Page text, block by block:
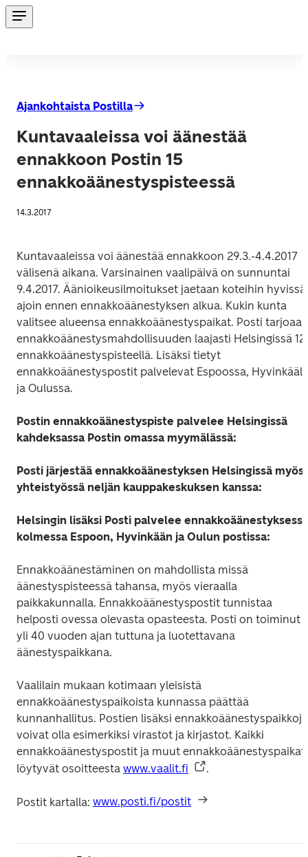
Ajankohtaista Postilla
Kuntavaaleissa voi äänestää
ennakkoon Postin 15
ennakkoäänestyspisteessä
14.3.2017
Kuntavaaleissa voi äänestää ennakkoon 29.3.-4.4.2017
välisenä aikana. Varsinainen vaalipäivä on sunnuntai
9.4.2017. Äänioikeusilmoitukset jaetaan koteihin hyvissä
ajoin ennen ennakkoäänestyksen alkua. Kukin kunta
valitsee alueensa ennakkoäänestyspaikat. Posti tarjoaa
ennakkoäänestysmahdollisuuden laajasti Helsingissä 12
ennakkoäänestyspisteellä. Lisäksi tietyt
ennakkoäänestyspostit palvelevat Espoossa,
ja Oulussa.
Postin ennakkoäänestyspiste palvelee Helsingissä
kahdeksassa Postin omassa myymälässä:
Posti järjestää ennakkoäänestyksen Helsingissä myös
yhteistyössä neljän kauppakeskuksen kanssa:
Helsingin lisäksi Posti palvelee ennakkoäänestyksessä
kolmessa Espoon, Hyvinkään ja Oulun postissa:
Ennakkoäänestäminen on mahdollista missä
äänestyspisteessä tahansa, myös vieraalla
paikkakunnalla. Ennakkoäänestyspostit tunnistaa
helposti ovessa olevasta opasteesta. Posti on toiminut
yli 40 vuoden ajan tuttuna ja luotettavana
äänestyspaikkana.
Vaalilain mukaan kotimaan yleisistä
ennakkoäänestyspaikoista kunnassa päättää
kunnanhallitus. Postien lisäksi ennakkoäänestyspaikkoja
voivat olla esimerkiksi virastot ja kirjastot. Kaikki
ennakkoäänestyspostit ja muut ennakkoäänestyspaikat
löytyvät osoitteesta www.vaalit.fi .
Postit kartalla: www.posti.fi/postit